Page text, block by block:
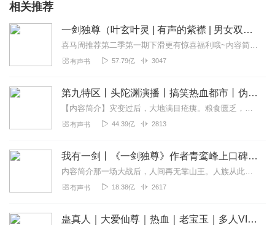
相关推荐
一剑独尊（叶玄叶灵 | 有声的紫襟 | 男女双播）|北剑江湖
喜马周推荐第二季第一期下滑更有惊喜福利哦~内容简介天生道体、双重灵根，本是天才少年却被神秘人偷袭，破了丹田！意外间闯入界狱塔，重修剑道。诸天神佛仙，不过...
有声书 57.79亿 3047
第九特区丨头陀渊演播丨搞笑热血都市丨伪戒丨VIP免费多人有声剧
【内容简介】灾变过后，大地满目疮痍。粮食匮乏，资源紧俏，局势混乱……一位从待规划区杀出来的青年，背对着漫天黄沙，孤身来到九区谋生，却不曾想偶然结识三五好友，一念...
有声书 44.39亿 2813
我有一剑丨《一剑独尊》作者青鸾峰上口碑新作丨有声的紫襟领衔多人有声剧
内容简介那一场大战后，人间再无靠山王。人族从此没落，大道崩塌，无数强者长眠大地。直到三千万年后。声音出演有声的紫襟：旁白/叶观冬菱扇_长安幻月饰青儿...
有声书 18.38亿 2617
蛊真人｜大爱仙尊｜热血｜老宝玉｜多人VIP免费有声剧